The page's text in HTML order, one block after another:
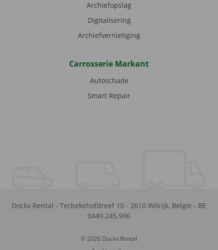
Archiefopslag
Digitalisering
Archiefvernietiging
Carrosserie Markant
Autoschade
Smart Repair
Dockx Rental - Terbekehofdreef 10 - 2610 Wilrijk, België - BE
0449.245.996
© 2026 Dockx Rental